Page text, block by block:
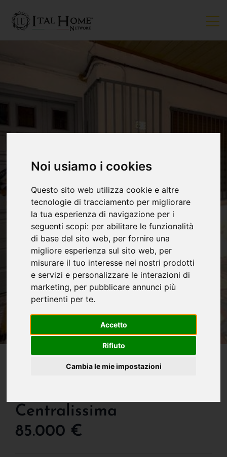
Noi usiamo i cookies
Questo sito web utilizza cookie e altre
tecnologie di tracciamento per migliorare
la tua esperienza di navigazione per i
seguenti scopi: per abilitare le funzionalità
di base del sito web, per fornire una
migliore esperienza sul sito web, per
misurare il tuo interesse nei nostri prodotti
e servizi e personalizzare le interazioni di
marketing, per pubblicare annunci più
pertinenti per te.
Accetto
Rifiuto
Cambia le mie impostazioni
Osio Sotto - Porzione Di
Centralissima
85.000 €